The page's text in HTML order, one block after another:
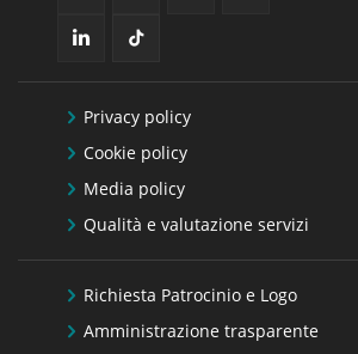
Privacy policy
Cookie policy
Media policy
Qualità e valutazione servizi
Richiesta Patrocinio e Logo
Amministrazione trasparente